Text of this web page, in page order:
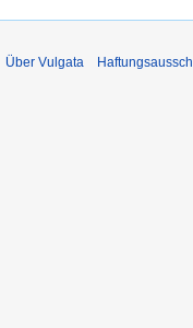
Über Vulgata